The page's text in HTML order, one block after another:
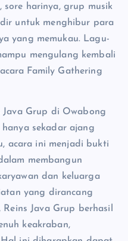
sore harinya, grup musik
untuk menghibur para
yang memukau. Lagu-
mengulang kembali
Family Gathering
Java Grup di Owabong
sekadar ajang
acara ini menjadi bukti
membangun
dan keluarga
yang dirancang
Java Grup berhasil
keakraban,